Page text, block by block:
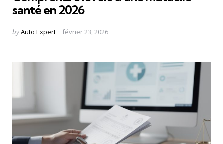
santé en 2026
Posted
byAuto Expert février 23, 2026